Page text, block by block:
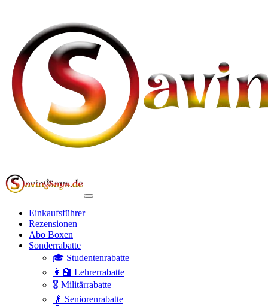
Einkaufsführer
Rezensionen
Abo Boxen
Sonderrabatte
🎓 Studentenrabatte
👩‍🏫 Lehrerrabatte
🎖️ Militärrabatte
👴 Seniorenrabatte